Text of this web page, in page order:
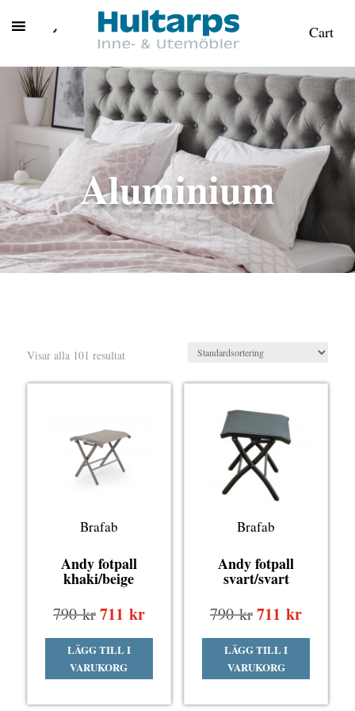
Cart
Aluminium
Visar alla 101 resultat
Brafab
Andy fotpall
khaki/beige
790krDet
ursprungliga
priset
var:
711 krDet
nuvarande
är:
LÄGG TILL I
VARUKORG
Brafab
Andy fotpall
svart/svart
790krDet
ursprungliga
priset
var:
711 krDet
är:
LÄGG TILL I
VARUKORG